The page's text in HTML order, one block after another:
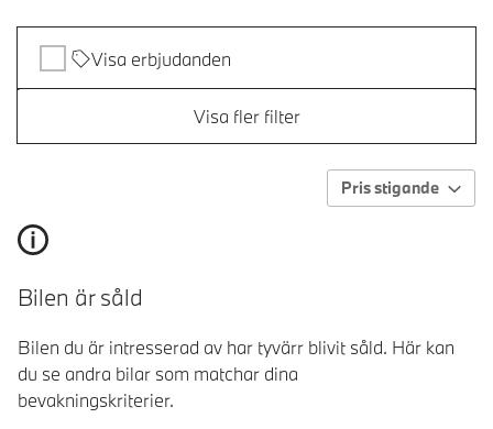
Visa erbjudanden
Visa fler filter
Pris stigande
Bilen är såld
Bilen du är intresserad av har tyvärr blivit såld. Här kan
du se andra bilar som matchar dina
bevakningskriterier.